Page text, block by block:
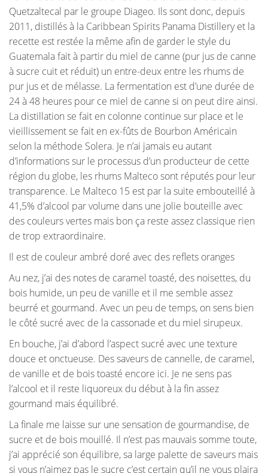
Quetzaltecal par le groupe Diageo. Ils sont donc, depuis
2011, distillés à la Caribbean Spirits Panama Distillery et la
recette est restée la même afin de garder le style du
Guatemala fait à partir du miel de canne (pur jus de canne
à sucre cuit et réduit) un entre-deux entre les rhums de
pur jus et de mélasse. La fermentation est d’une durée de
24 à 48 heures pour ce miel de canne si on peut dire ainsi.
La distillation se fait en colonne continue sur place et le
vieillissement se fait en ex-fûts de Bourbon Américain
selon la méthode Solera. Je n’ai jamais eu autant
d’informations sur le processus d’un producteur de cette
région du globe, les rhums Malteco sont réputés pour leur
transparence. Le Malteco 15 est par la suite embouteillé à
41,5% d’alcool par volume dans une jolie bouteille avec
des couleurs vertes mais bon ça reste assez classique rien
de trop extraordinaire.
Il est de couleur ambré doré avec des reflets oranges
Au nez, j’ai des notes de caramel toasté, des noisettes, du
bois humide, un peu de vanille et il me semble assez
beurré et gourmand. Avec un peu de temps, on sens bien
le côté sucré avec de la cassonade et du miel sirupeux.
En bouche, j’ai d’abord l’aspect sucré avec une texture
douce et onctueuse. Des saveurs de cannelle, de caramel,
de vanille et de bois toasté encore ici. Je ne sens pas
l’alcool et il reste liquoreux du début à la fin assez
gourmand mais équilibré.
La finale me laisse sur une sensation de gourmandise, de
sucre et de bois mouillé. Il n’est pas mauvais somme toute,
j’ai apprécié son équilibre, sa large palette de saveurs mais
si vous n’aimez pas le sucre c’est certain qu’il ne vous plaira